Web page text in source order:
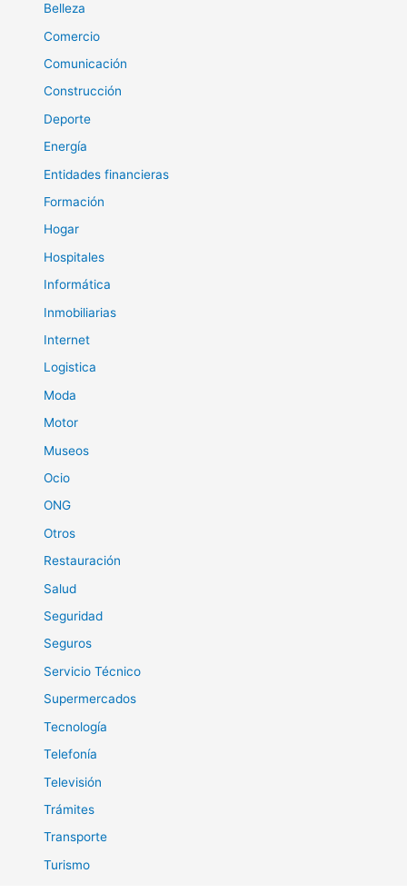
Belleza
Comercio
Comunicación
Construcción
Deporte
Energía
Entidades financieras
Formación
Hogar
Hospitales
Informática
Inmobiliarias
Internet
Logistica
Moda
Motor
Museos
Ocio
ONG
Otros
Restauración
Salud
Seguridad
Seguros
Servicio Técnico
Supermercados
Tecnología
Telefonía
Televisión
Trámites
Transporte
Turismo